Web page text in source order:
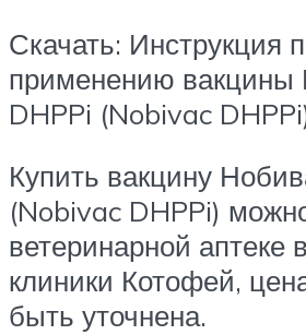
Скачать: Инструкция
применению вакцины
DHPPi (Nobivac
Купить вакцину
(Nobivac DHPPi)
ветеринарной аптеке
клиники Котофей,
быть уточнена.